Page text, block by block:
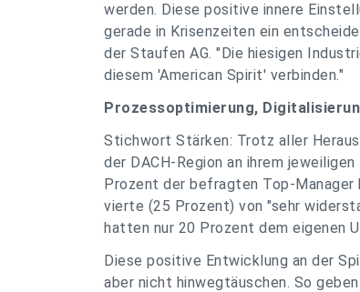
werden. Diese positive innere
gerade in Krisenzeiten ein
der Staufen AG. "Die hiesigen
diesem 'American Spirit' verbinden."
Prozessoptimierung,
Stichwort Stärken: Trotz aller
der DACH-Region an ihrem
Prozent der befragten Top-Manager
vierte (25 Prozent) von "sehr
hatten nur 20 Prozent dem eigenen
Diese positive Entwicklung an der
aber nicht hinwegtäuschen. So